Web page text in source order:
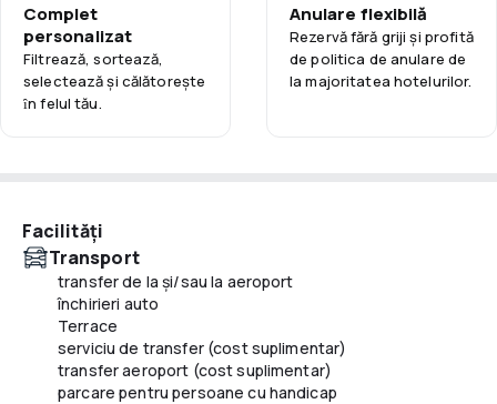
Complet
personalizat
Filtrează, sortează,
selectează și călătoreşte
ȋn felul tău.
Anulare flexibilă
Rezervă fără griji și profită
de politica de anulare de
la majoritatea hotelurilor.
Facilități
Transport
transfer de la și/sau la aeroport
închirieri auto
Terrace
serviciu de transfer (cost suplimentar)
transfer aeroport (cost suplimentar)
parcare pentru persoane cu handicap